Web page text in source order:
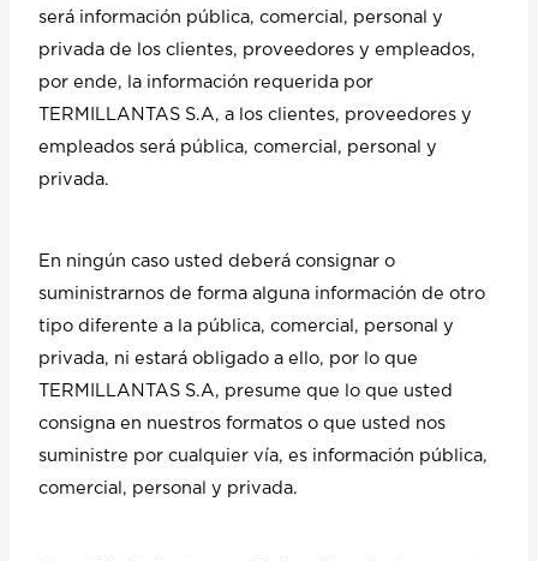
será información pública, comercial, personal y
privada de los clientes, proveedores y empleados,
por ende, la información requerida por
TERMILLANTAS S.A, a los clientes, proveedores y
empleados será pública, comercial, personal y
privada.
En ningún caso usted deberá consignar o
suministrarnos de forma alguna información de otro
tipo diferente a la pública, comercial, personal y
privada, ni estará obligado a ello, por lo que
TERMILLANTAS S.A, presume que lo que usted
consigna en nuestros formatos o que usted nos
suministre por cualquier vía, es información pública,
comercial, personal y privada.